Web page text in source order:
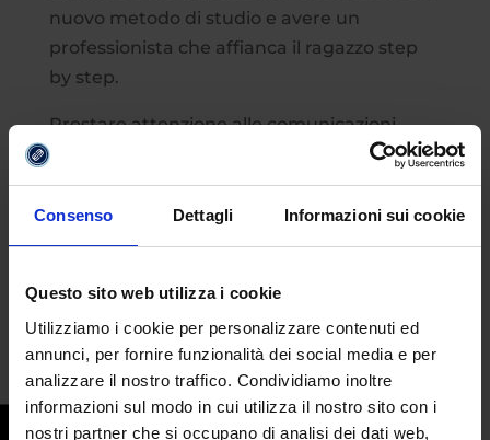
Consenso Dettagli Informazioni sui cookie
Questo sito web utilizza i cookie
Utilizziamo i cookie per personalizzare contenuti ed
annunci, per fornire funzionalità dei social media e per
analizzare il nostro traffico. Condividiamo inoltre
informazioni sul modo in cui utilizza il nostro sito con i
nostri partner che si occupano di analisi dei dati web,
nuovo metodo di studio e avere un
professionista che affianca il ragazzo step
by step.
Prestare attenzione alle comunicazioni
fornite dall’Istituto su Esami di stato, open
day universitari e corsi di orientamento è
un ottimo modo per non perdere scadenze
importanti per il futuro del ragazzo.
ricorrere al Tar!